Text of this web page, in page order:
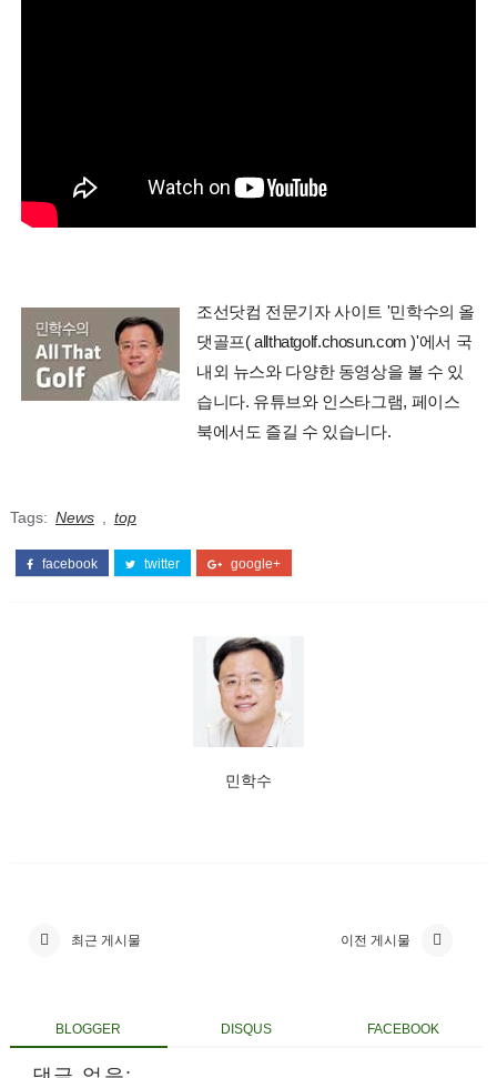
조선닷컴 전문기자 사이트 '민학수의 올
댓골프( allthatgolf.chosun.com )'에서 국
내외 뉴스와 다양한 동영상을 볼 수 있
습니다. 유튜브와 인스타그램, 페이스
북에서도 즐길 수 있습니다.
Tags: News top
facebook twitter google+
민학수
최근 게시물 이전 게시물
BLOGGER DISQUS FACEBOOK